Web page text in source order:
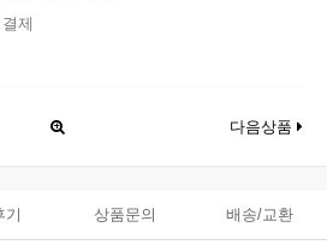
제
다음상품
기 상품문의 배송/교환